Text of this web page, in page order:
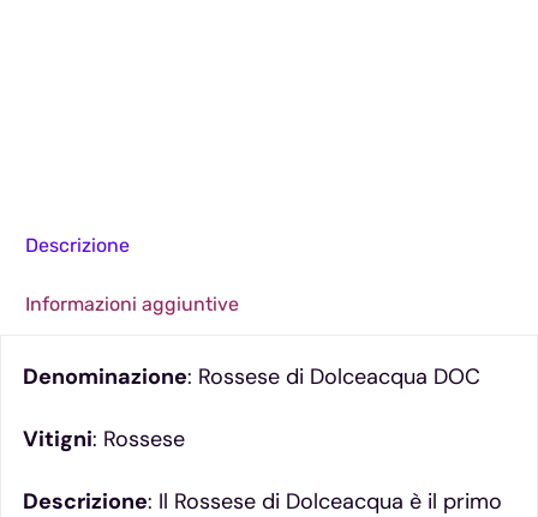
Descrizione
Informazioni aggiuntive
Denominazione: Rossese di Dolceacqua DOC
Vitigni: Rossese
Descrizione: Il Rossese di Dolceacqua è il primo